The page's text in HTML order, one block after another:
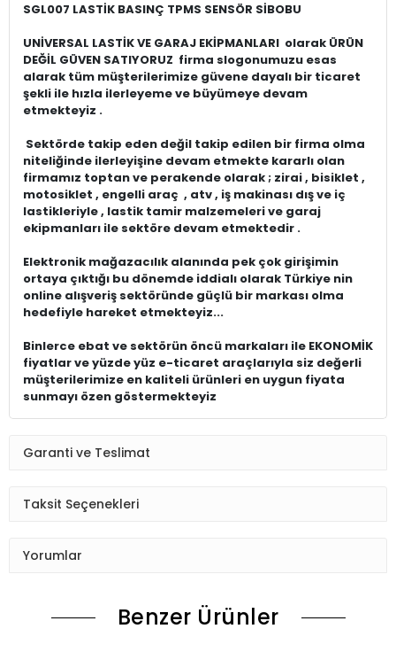
SGL007 LASTİK BASINÇ TPMS SENSÖR SİBOBU
UNİVERSAL LASTİK VE GARAJ EKİPMANLARI olarak ÜRÜN
DEĞİL GÜVEN SATIYORUZ firma slogonumuzu esas
alarak tüm müşterilerimize güvene dayalı bir ticaret
şekli ile hızla ilerleyeme ve büyümeye devam
etmekteyiz .
Sektörde takip eden değil takip edilen bir firma olma
niteliğinde ilerleyişine devam etmekte kararlı olan
firmamız toptan ve perakende olarak ; zirai , bisiklet ,
motosiklet , engelli araç , atv , iş makinası dış ve iç
lastikleriyle , lastik tamir malzemeleri ve garaj
ekipmanları ile sektöre devam etmektedir .
Elektronik mağazacılık alanında pek çok girişimin
ortaya çıktığı bu dönemde iddialı olarak Türkiye nin
online alışveriş sektöründe güçlü bir markası olma
hedefiyle hareket etmekteyiz...
Binlerce ebat ve sektörün öncü markaları ile EKONOMİK
fiyatlar ve yüzde yüz e-ticaret araçlarıyla siz değerli
müşterilerimize en kaliteli ürünleri en uygun fiyata
sunmayı özen göstermekteyiz
Garanti ve Teslimat
Taksit Seçenekleri
Yorumlar
Benzer Ürünler